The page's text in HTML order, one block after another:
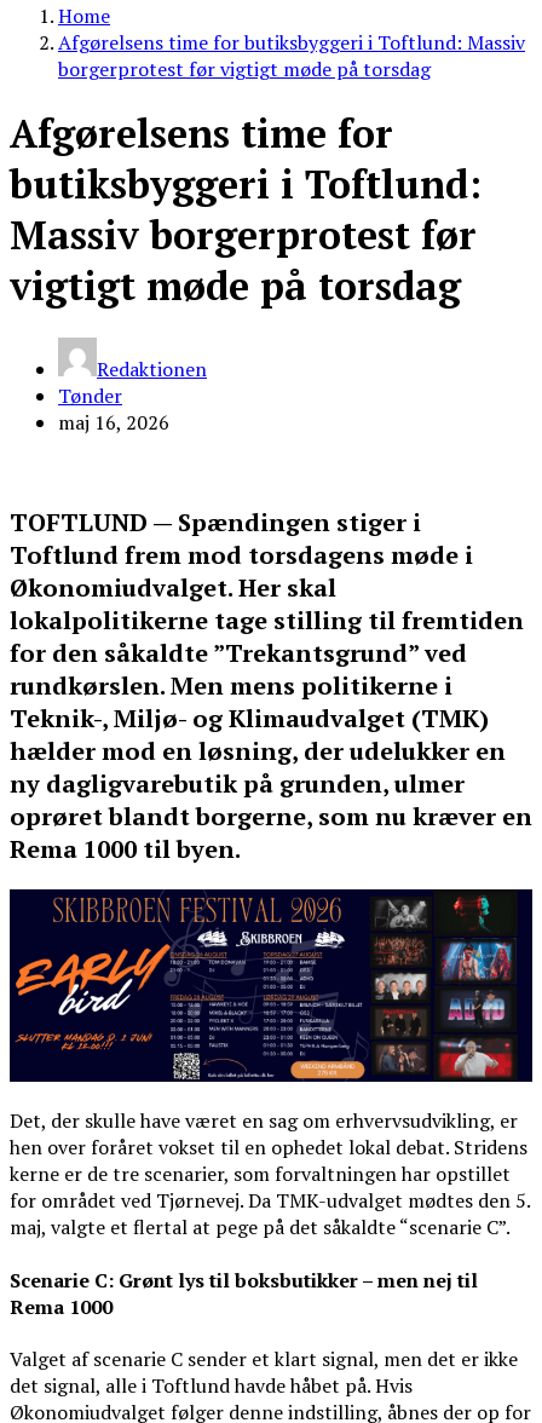
Home
Afgørelsens time for butiksbyggeri i Toftlund: Massiv
borgerprotest før vigtigt møde på torsdag
Afgørelsens time for
butiksbyggeri i Toftlund:
Massiv borgerprotest før
vigtigt møde på torsdag
Redaktionen
Tønder
maj 16, 2026
TOFTLUND — Spændingen stiger i
Toftlund frem mod torsdagens møde i
Økonomiudvalget. Her skal
lokalpolitikerne tage stilling til fremtiden
for den såkaldte ”Trekantsgrund” ved
rundkørslen. Men mens politikerne i
Teknik-, Miljø- og Klimaudvalget (TMK)
hælder mod en løsning, der udelukker en
ny dagligvarebutik på grunden, ulmer
oprøret blandt borgerne, som nu kræver en
Rema 1000 til byen.
Det, der skulle have været en sag om erhvervsudvikling, er
hen over foråret vokset til en ophedet lokal debat. Stridens
kerne er de tre scenarier, som forvaltningen har opstillet
for området ved Tjørnevej. Da TMK-udvalget mødtes den 5.
maj, valgte et flertal at pege på det såkaldte “scenarie C”.
Scenarie C: Grønt lys til boksbutikker – men nej til
Rema 1000
Valget af scenarie C sender et klart signal, men det er ikke
det signal, alle i Toftlund havde håbet på. Hvis
Økonomiudvalget følger denne indstilling, åbnes der op for